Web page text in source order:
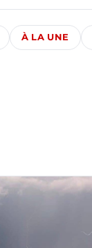
À LA UNE